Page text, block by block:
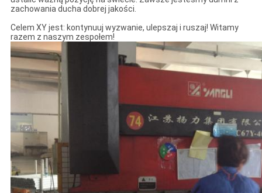
zachowania ducha dobrej jakości.
Celem XY jest: kontynuuj wyzwanie, ulepszaj i ruszaj! Witamy
razem z naszym zespołem!